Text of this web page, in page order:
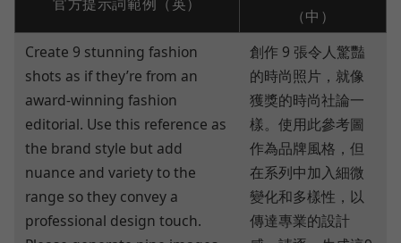
（中）
Create 9 stunning fashion
shots as if they’re from an
award-winning fashion
editorial. Use this reference as
the brand style but add
nuance and variety to the
range so they convey a
professional design touch.
創作 9 張令人驚豔
的時尚照片，就像
獲獎的時尚社論一
樣。使用此參考圖
作為品牌風格，但
在系列中加入細微
變化和多樣性，以
傳達專業的設計